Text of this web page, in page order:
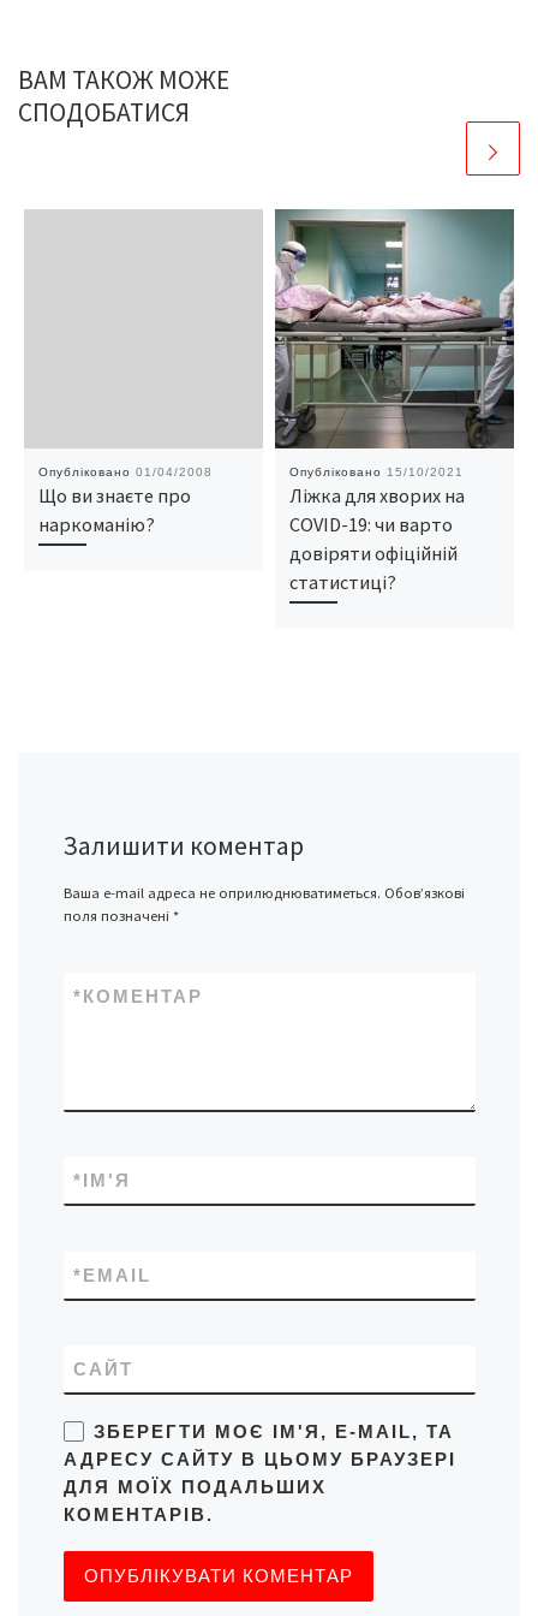
ВАМ ТАКОЖ МОЖЕ
СПОДОБАТИСЯ
Опубліковано 01/04/2008
Що ви знаєте про
наркоманію?
Опубліковано 15/10/2021
Ліжка для хворих на
COVID-19: чи варто
довіряти офіційній
статистиці?
Залишити коментар
Ваша e-mail адреса не оприлюднюватиметься. Обов’язкові
поля позначені *
КОМЕНТАР
*
ІМ'Я
*
EMAIL
*
САЙТ
ЗБЕРЕГТИ МОЄ ІМ'Я, E-MAIL, ТА
АДРЕСУ САЙТУ В ЦЬОМУ БРАУЗЕРІ
ДЛЯ МОЇХ ПОДАЛЬШИХ
КОМЕНТАРІВ.